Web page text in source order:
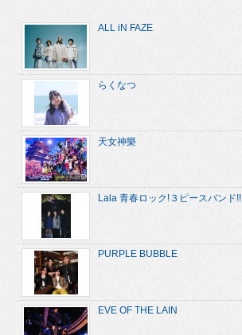
ALL iN FAZE
らくなつ
天女神樂
Lala 青春ロック!３ピースバンド!!
PURPLE BUBBLE
EVE OF THE LAIN